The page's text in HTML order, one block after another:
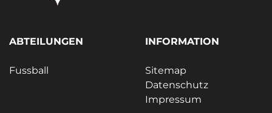
ABTEILUNGEN
Fussball
INFORMATION
Sitemap
Datenschutz
Impressum